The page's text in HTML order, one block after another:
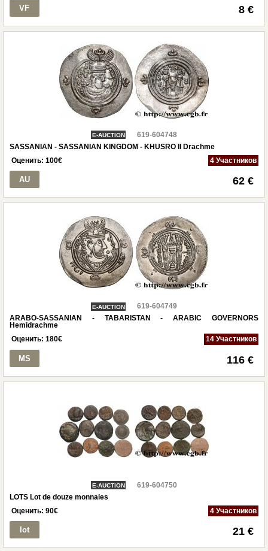
VF 8 €
E-AUCTION
619-604748
SASSANIAN - SASSANIAN KINGDOM - KHUSRO II Drachme
Оценить: 100€ 4 Участников
AU 62 €
E-AUCTION
619-604749
ARABO-SASSANIAN - TABARISTAN - ARABIC GOVERNORS
Hemidrachme
Оценить: 180€ 14 Участников
MS 116 €
E-AUCTION
619-604750
LOTS Lot de douze monnaies
Оценить: 90€ 4 Участников
lot 21 €